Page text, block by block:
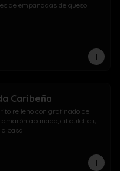
de empanadas de queso
Caribeña
relleno con gratinado de
apanado, ciboulette y
casa